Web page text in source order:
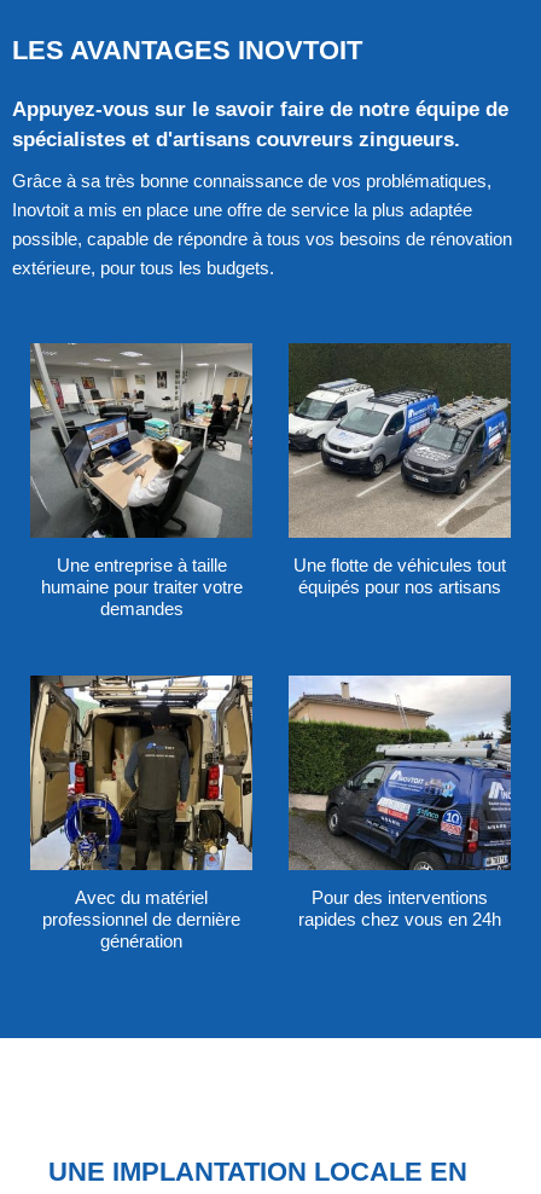
LES AVANTAGES INOVTOIT
Appuyez-vous sur le savoir faire de notre équipe de
spécialistes et d'artisans couvreurs zingueurs.
Grâce à sa très bonne connaissance de vos problématiques,
Inovtoit a mis en place une offre de service la plus adaptée
possible, capable de répondre à tous vos besoins de rénovation
extérieure, pour tous les budgets.
Une entreprise à taille
humaine pour traiter votre
demandes
Une flotte de véhicules tout
équipés pour nos artisans
Avec du matériel
professionnel de dernière
génération
Pour des interventions
rapides chez vous en 24h
UNE IMPLANTATION LOCALE EN